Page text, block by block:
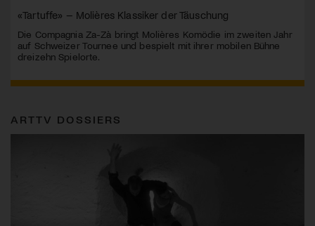
«Tartuffe» – Molières Klassiker der Täuschung
Die Compagnia Za-Zà bringt Molières Komödie im zweiten Jahr
auf Schweizer Tournee und bespielt mit ihrer mobilen Bühne
dreizehn Spielorte.
ARTTV DOSSIERS